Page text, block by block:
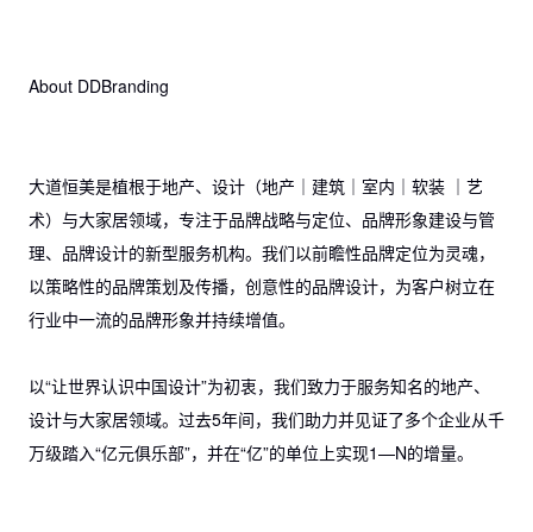
About DDBranding
大道恒美是植根于地产、设计（地产｜建筑｜室内｜软装 ｜艺
术）与大家居领域，专注于品牌战略与定位、品牌形象建设与管
理、品牌设计的新型服务机构。我们以前瞻性品牌定位为灵魂，
以策略性的品牌策划及传播，创意性的品牌设计，为客户树立在
行业中一流的品牌形象并持续增值。
以“让世界认识中国设计”为初衷，我们致力于服务知名的地产、
设计与大家居领域。过去5年间，我们助力并见证了多个企业从千
万级踏入“亿元俱乐部”，并在“亿”的单位上实现1—N的增量。